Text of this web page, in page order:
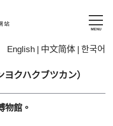
English 中文简体 한국어
ヨクハクブツカン）
物館。